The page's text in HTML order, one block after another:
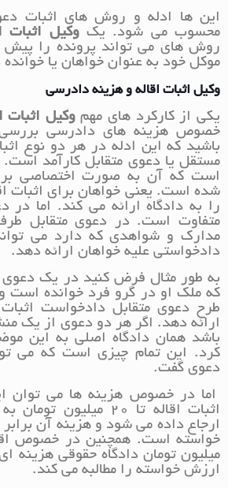
این ها ادله و روش های اثبات
محسوب می شود. یکوکیل اثبات
روش های می تواند پرونده را پیش
موکل خود به عنوان خواهان یا خوانده
وکیل اثبات اقاله و هزینه دادرسی
یکی از کارکرد های مهموکیل اثبات
خصوص هزینه های دادرسی
باشید که این ادله در هر دو نوع
مستقل یا دعوی متقابل کارآمد
است که آن به صورت اختصاصی برای
شده است. یعنی خواهان برای اثبات
را به دادگاه ارائه می کند. اما در
متفاوت است. در دعوی متقابل
مدارک و شواهدی که دارد می
دادخواستی علیه خواهان ارائه دهد.
به طور مثال فرض کنید در یک
که ملک او در گرو فرد خوانده است و
طرح دعوی متقابل دادخواست اثبات
ارائه دهد. اگر هر دو دعوی از یک
باشد همان دادگاه اصلی به این
کرد. این تمام چیزی است که می
دعوی گفت.
اما در خصوص هزینه ها می توان
اثبات اقاله تا 20
ارزش خواسته را مطالبه می کند.